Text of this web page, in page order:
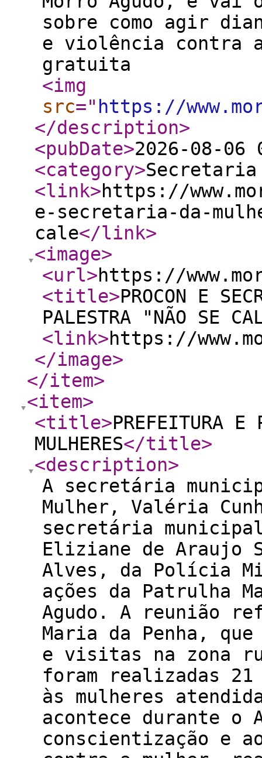
sobre como agir
e violência contra
gratuita
<img
src=" https://
</description>
<pubDate>2026-08-06
<category>Secretaria
<link>https://
e-secretaria-da-
cale</link>
<image>
<url>https://
<title>PROCON E
PALESTRA "NÃO SE
<link>https://
</image>
</item>
<item>
<title>PREFEITURA E
MULHERES</title>
<description>
A secretária
Mulher, Valéria
secretária
Eliziane de Araujo
Alves, da Polícia
ações da Patrulha
Agudo. A reunião
Maria da Penha,
e visitas na zona
foram realizadas 21
às mulheres
acontece durante o
conscientização e